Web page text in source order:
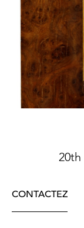
CONTACTEZ